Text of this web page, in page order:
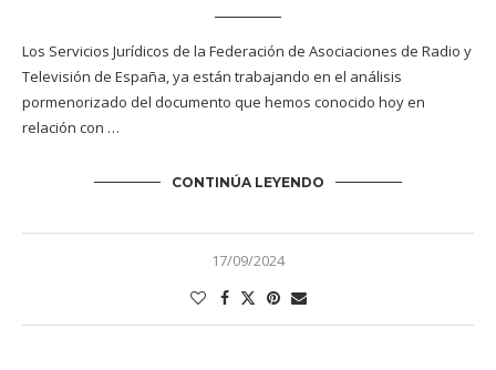
Los Servicios Jurídicos de la Federación de Asociaciones de Radio y
Televisión de España, ya están trabajando en el análisis
pormenorizado del documento que hemos conocido hoy en
relación con …
CONTINÚA LEYENDO
17/09/2024